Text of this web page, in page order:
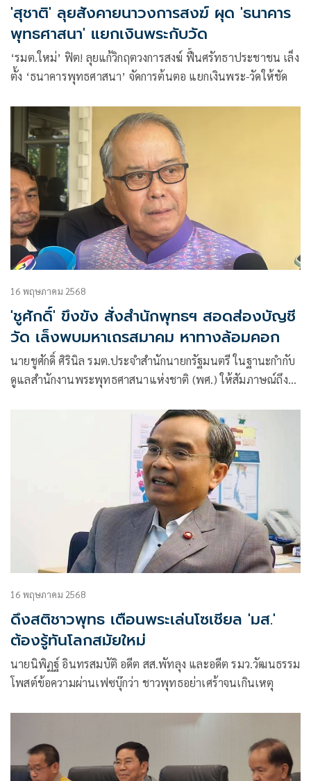
'สุชาติ' ลุยสังคายนาวงการสงฆ์ ผุด 'ธนาคาร
พุทธศาสนา' แยกเงินพระกับวัด
‘รมต.ใหม่’ ฟิต! ลุยแก้วิกฤตวงการสงฆ์ ฟื้นศรัทธาประชาชน เล็ง
ตั้ง ‘ธนาคารพุทธศาสนา’ จัดการต้นตอ แยกเงินพระ-วัดให้ชัด
16 พฤษภาคม 2568
'ชูศักดิ์' ขึงขัง สั่งสำนักพุทธฯ สอดส่องบัญชี
วัด เล็งพบมหาเถรสมาคม หาทางล้อมคอก
นายชูศักดิ์ ศิรินิล รมต.ประจำสำนักนายกรัฐมนตรี ในฐานะกำกับ
ดูแลสำนักงานพระพุทธศาสนาแห่งชาติ (พศ.) ให้สัมภาษณ์ถึง
วัดไร่ขิง จ.นครปฐม และอดีตเจ้าคณะภาค 14
16 พฤษภาคม 2568
ดึงสติชาวพุทธ เตือนพระเล่นโซเชียล 'มส.'
ต้องรู้ทันโลกสมัยใหม่
นายนิพิฏฐ์ อินทรสมบัติ อดีต สส.พัทลุง และอดีต รมว.วัฒนธรรม
โพสต์ข้อความผ่านเฟซบุ๊กว่า ชาวพุทธอย่าเศร้าจนเกินเหตุ